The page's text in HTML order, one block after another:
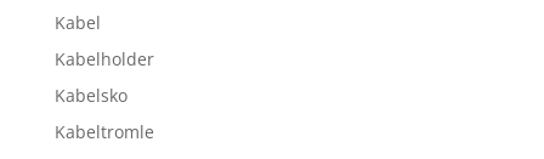
Kabel
Kabelholder
Kabelsko
Kabeltromle